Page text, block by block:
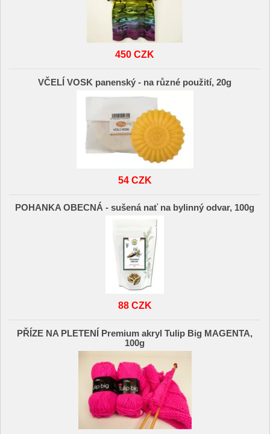
450 CZK
VČELÍ VOSK panenský - na různé použití, 20g
54 CZK
POHANKA OBECNÁ - sušená nať na bylinný odvar, 100g
88 CZK
PŘÍZE NA PLETENÍ Premium akryl Tulip Big MAGENTA,
100g